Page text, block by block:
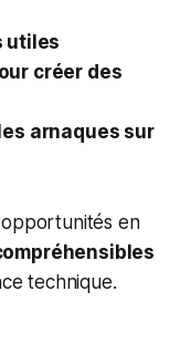
utiles
créer des
arnaques sur
en
technique.